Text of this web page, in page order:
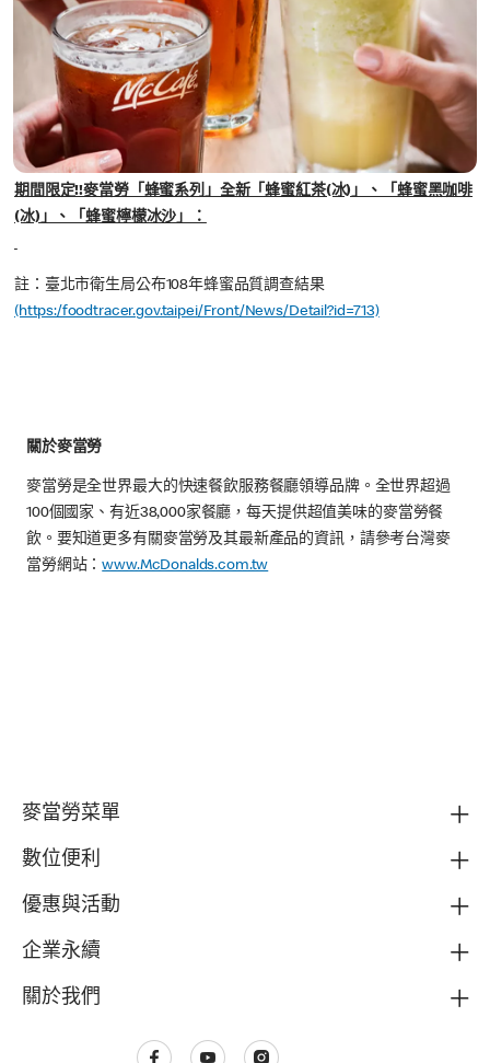
期間限定!!麥當勞「蜂蜜系列」全新「蜂蜜紅茶(冰)」、「蜂蜜黑咖啡
(冰)」、「蜂蜜檸檬冰沙」：
註：臺北市衛生局公布108年蜂蜜品質調查結果
(https:/foodtracer.gov.taipei/Front/News/Detail?id=713)
關於麥當勞
麥當勞是全世界最大的快速餐飲服務餐廳領導品牌。全世界超過
100個國家、有近38,000家餐廳，每天提供超值美味的麥當勞餐
飲。要知道更多有關麥當勞及其最新產品的資訊，請參考台灣麥
當勞網站：www.McDonalds.com.tw
麥當勞菜單
數位便利
優惠與活動
企業永續
關於我們